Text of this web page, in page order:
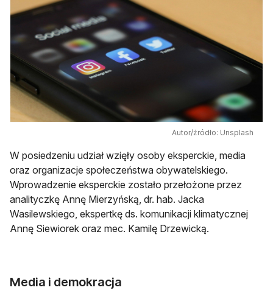
Autor/źródło: Unsplash
W posiedzeniu udział wzięły osoby eksperckie, media
oraz organizacje społeczeństwa obywatelskiego.
Wprowadzenie eksperckie zostało przełożone przez
analityczkę Annę Mierzyńską, dr. hab. Jacka
Wasilewskiego, ekspertkę ds. komunikacji klimatycznej
Annę Siewiorek oraz mec. Kamilę Drzewicką.
Media i demokracja